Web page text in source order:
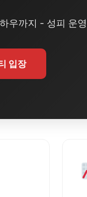
우까지 - 성피 운
입장